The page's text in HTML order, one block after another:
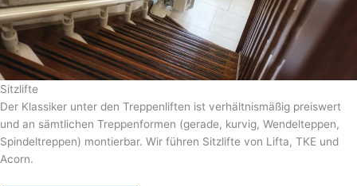
Sitzlifte
Der Klassiker unter den Treppenliften ist verhältnismäßig preiswert
und an sämtlichen Treppenformen (gerade, kurvig, Wendelteppen,
Spindeltreppen) montierbar. Wir führen Sitzlifte von Lifta, TKE und
Acorn.